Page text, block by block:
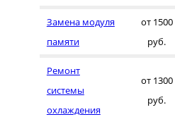
Замена модуля
памяти
от 1500
руб.
Ремонт
системы
охлаждения
от 1300
руб.